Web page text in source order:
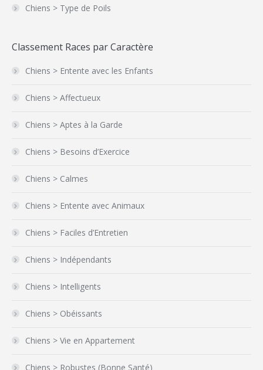
Chiens > Type de Poils
Classement Races par Caractère
Chiens > Entente avec les Enfants
Chiens > Affectueux
Chiens > Aptes à la Garde
Chiens > Besoins d’Exercice
Chiens > Calmes
Chiens > Entente avec Animaux
Chiens > Faciles d’Entretien
Chiens > Indépendants
Chiens > Intelligents
Chiens > Obéissants
Chiens > Vie en Appartement
Chiens > Robustes (Bonne Santé)